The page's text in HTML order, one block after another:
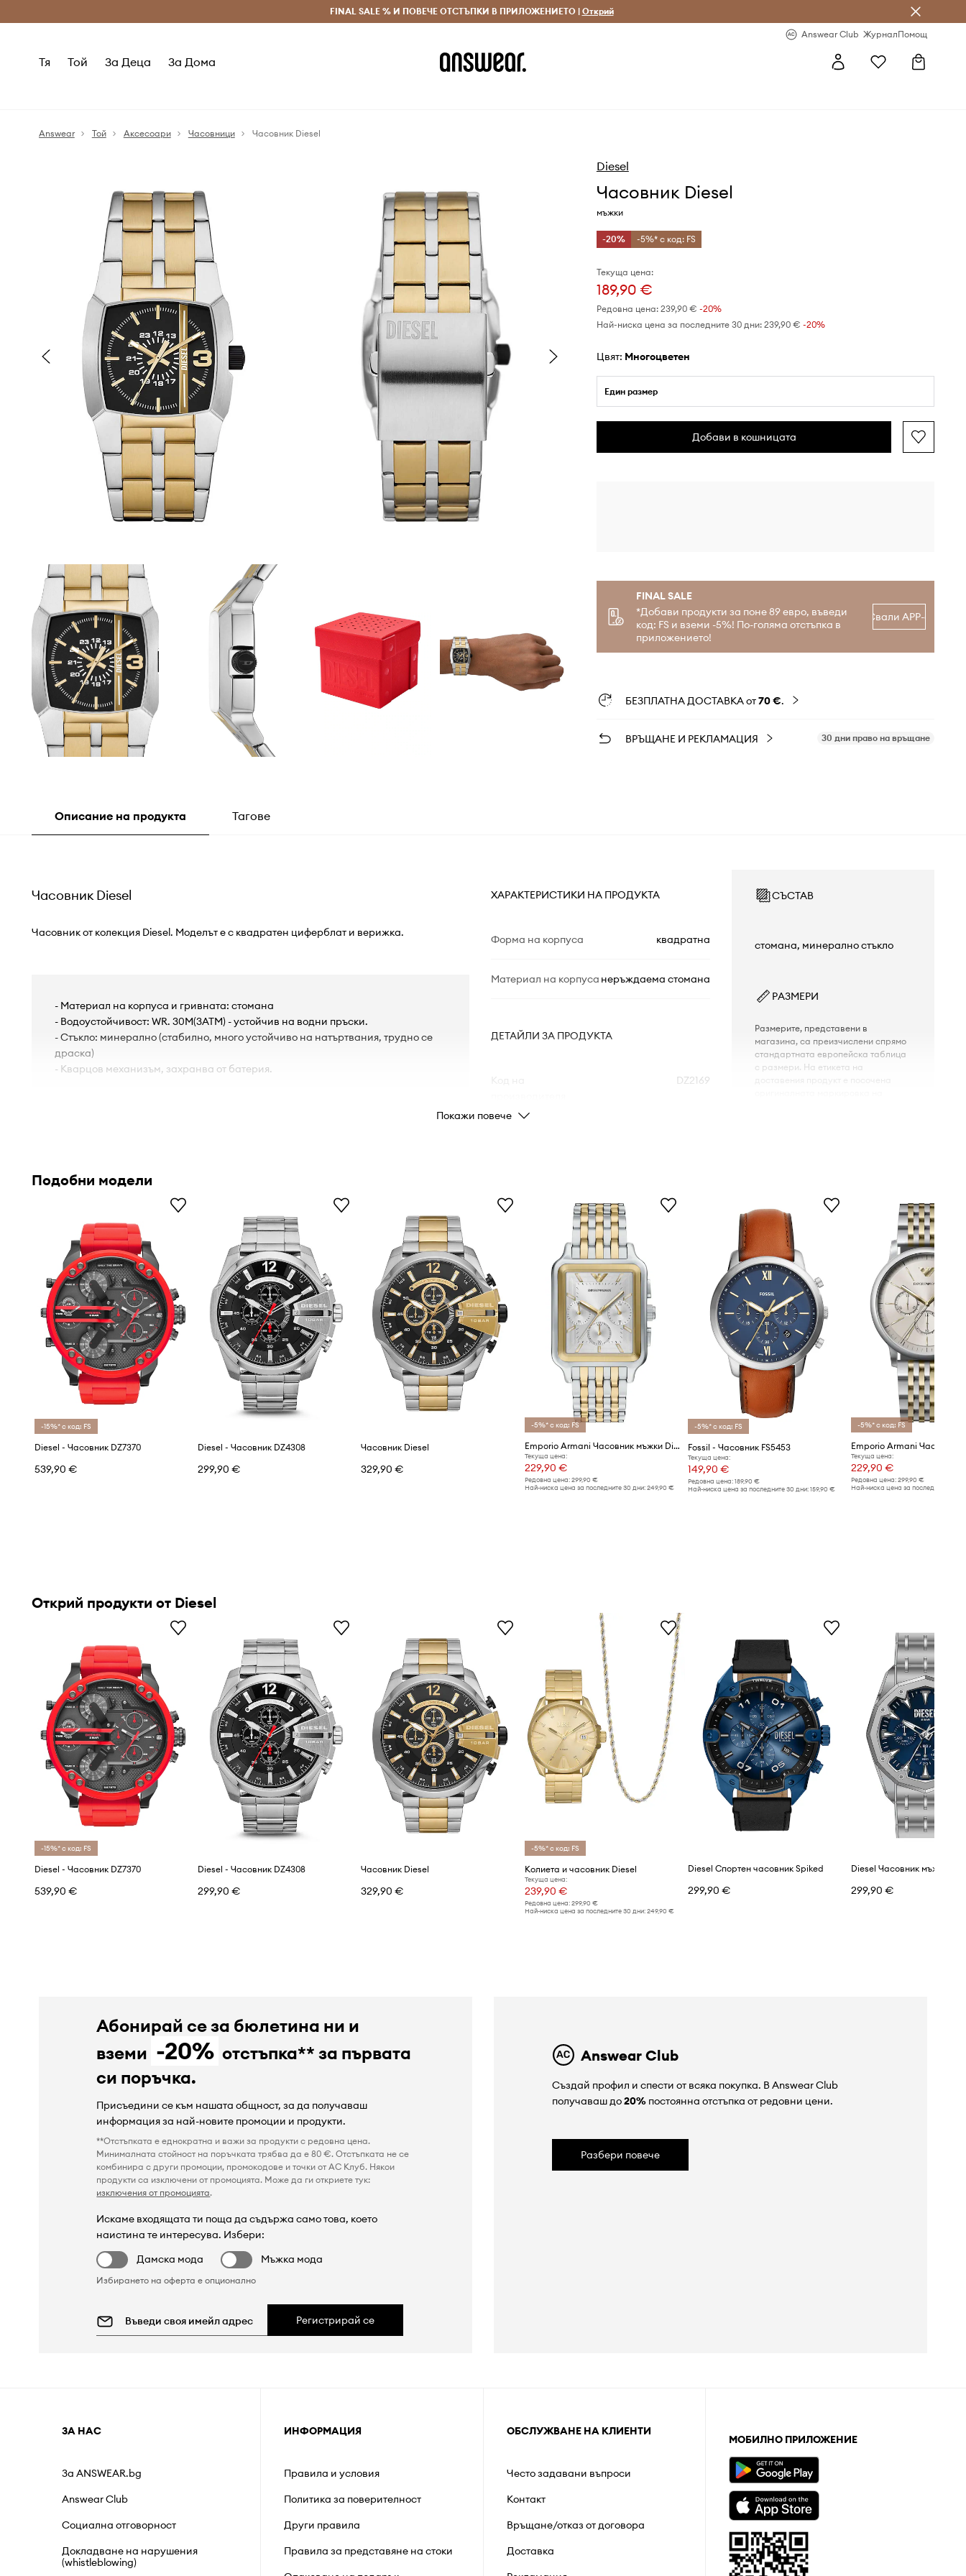
Безплатни доставка и връщане за поръчки над 70 EUR Доставка 1-5 дни
FINAL SALE % И ПОВЕЧЕ ОТСТЪПКИ В ПРИЛОЖЕНИЕТО | Открий
Answear Club ЖурналПомощ
Тя Той За Деца За Дома
Answear Той Аксесоари Часовници Часовник Diesel
Diesel
Часовник Diesel
мъжки
-20% -5%* с код: FS
Текуща цена:
189,90 €
Редовна цена: 239,90 € -20%
Най-ниска цена за последните 30 дни: 239,90 € -20%
Цвят: многоцветен
Един размер
Добави в кошницата
FINAL SALE
*Добави продукти за поне 89 евро, въведи
код: FS и вземи -5%! По-голяма отстъпка в
приложението!
Свали APP-а
БЕЗПЛАТНА ДОСТАВКА от70 €.
ВРЪЩАНЕ И РЕКЛАМАЦИЯ 30 дни право на връщане
Описание на продукта Тагове
Часовник Diesel
Часовник от колекция Diesel. Моделът е с квадратен циферблат и верижка.
- Материал на корпуса и гривната: стомана
- Водоустойчивост: WR. 30M(3ATM) - устойчив на водни пръски.
- Стъкло: минерално (стабилно, много устойчиво на натъртвания, трудно се
драска)
- Кварцов механизъм, захранва от батерия.
ХАРАКТЕРИСТИКИ НА ПРОДУКТА
Форма на корпуса квадратна
Материал на корпуса неръждаема стомана
ДЕТАЙЛИ ЗА ПРОДУКТА
DZ2169
Код на продукта
СЪСТАВ
стомана, минерално стъкло
РАЗМЕРИ
Размерите, представени в
магазина, са преизчислени спрямо
стандартната европейска таблица
с размери. На етикета на
Покажи повече
Подобни модели
-15%* с код: FS
Diesel - Часовник DZ7370
539,90 €
Diesel - Часовник DZ4308
299,90 €
Часовник Diesel
329,90 €
-5%* с код: FS
Emporio Armani Часовник мъжки Diego
Текуща цена:
229,90 €
Редовна цена: 299,90 €
Най-ниска цена за последните 30 дни: 249,90 €
-5%* с код: FS
Fossil - Часовник FS5453
Текуща цена:
149,90 €
Редовна цена:189,90 €
Най-ниска цена за последните 30 дни:159,90 €
-5%* с код: FS
Текуща цена:
229,90 €
Редовна цена: 299,90 €
Най-ниска цена за последните 30
Открий продукти от Diesel
-15%* с код: FS
Diesel - Часовник DZ7370
539,90 €
Diesel - Часовник DZ4308
299,90 €
Часовник Diesel
329,90 €
-5%* с код: FS
Колиета и часовник Diesel
Текуща цена:
239,90 €
Редовна цена: 299,90 €
Най-ниска цена за последните 30 дни: 249,90 €
Diesel Спортен часовник Spiked
299,90 €
Diesel Часовник мъжки
299,90 €
Абонирай се за бюлетина ни и
вземи -20% отстъпка** за първата
си поръчка.
Присъедини се към нашата общност, за да получаваш
информация за най-новите промоции и продукти.
**Отстъпката е еднократна и важи за продукти с редовна цена.
Минималната стойност на поръчката трябва да е 80 €. Отстъпката не се
комбинира с други промоции, промокодове и точки от AC Клуб. Някои
продукти са изключени от промоцията. Може да ги откриете тук:
изключения от промоцията.
Искаме входящата ти поща да съдържа само това, което
наистина те интересува. Избери:
Дамска мода
Мъжка мода
Избирането на оферта е опционално
Регистрирай се
Answear Club
Създай профил и спести от всяка покупка. В Answear Club
получаваш до20%постоянна отстъпка от редовни цени.
Разбери повече
ЗА НАС
За ANSWEAR.bg
Answear Club
Социална отговорност
Докладване на нарушения
(whistleblowing)
ИНФОРМАЦИЯ
Правила и условия
Политика за поверителност
Други правила
Правила за представяне на стоки
ОБСЛУЖВАНЕ НА КЛИЕНТИ
Често задавани въпроси
Контакт
Връщане/отказ от договора
Доставка
МОБИЛНО ПРИЛОЖЕНИЕ